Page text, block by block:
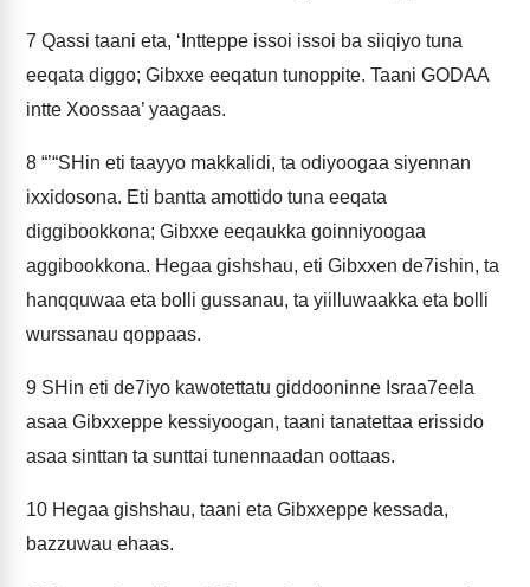
7 Qassi taani eta, ‘Intteppe issoi issoi ba siiqiyo tuna
eeqata diggo; Gibxxe eeqatun tunoppite. Taani GODAA
intte Xoossaa’ yaagaas.
8 “’“SHin eti taayyo makkalidi, ta odiyoogaa siyennan
ixxidosona. Eti bantta amottido tuna eeqata
diggibookkona; Gibxxe eeqaukka goinniyoogaa
aggibookkona. Hegaa gishshau, eti Gibxxen de7ishin, ta
hanqquwaa eta bolli gussanau, ta yiilluwaakka eta bolli
wurssanau qoppaas.
9 SHin eti de7iyo kawotettatu giddooninne Israa7eela
asaa Gibxxeppe kessiyoogan, taani tanatettaa erissido
asaa sinttan ta sunttai tunennaadan oottaas.
10 Hegaa gishshau, taani eta Gibxxeppe kessada,
bazzuwau ehaas.